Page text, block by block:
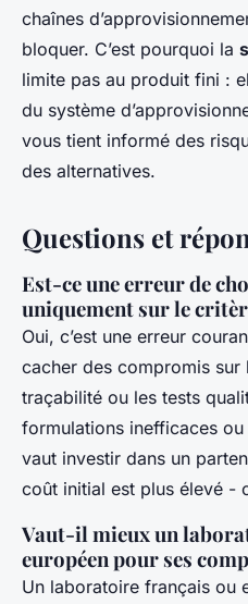
chaînes
bloquer. C’est pourquoi la
limite pas au produit fini :
du système
vous tient informé des
des alternatives.
Questions et
Est-ce une erreur de
uniquement sur le
Oui, c’est une erreur
cacher des compromis
traçabilité ou les tests
formulations inefficaces
vaut investir dans un
coût initial est plus élevé -
Vaut-il mieux un
européen pour ses
Un laboratoire français ou